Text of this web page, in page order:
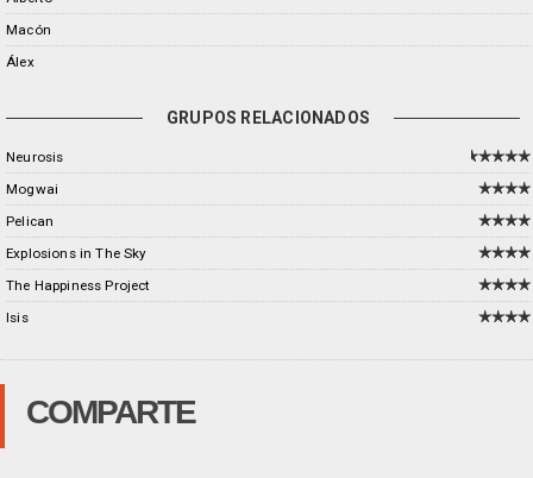
Macón
Álex
GRUPOS RELACIONADOS
Neurosis
Mogwai
Pelican
Explosions in The Sky
The Happiness Project
Isis
COMPARTE